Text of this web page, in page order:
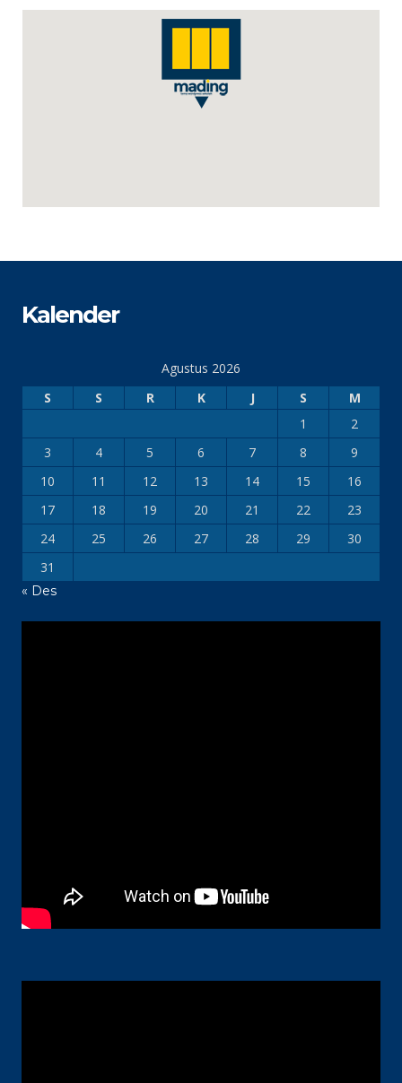
Kalender
Agustus 2026
S
S R K J S
M
1
2
3
4 5 6 7 8
9
10
11 12 13 14 15
16
17
18 19 20 21 22
23
24
25 26 27 28 29
30
31
« Des